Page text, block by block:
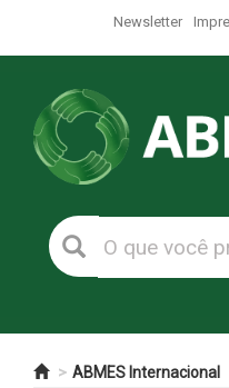
Newsletter
ABMES Internacional